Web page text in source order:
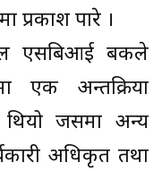
प्रकाश पारे ।
एसबिआई बैंकले
एक अन्तक्रिया
थियो जसमा अन्य
अधिकृत तथा